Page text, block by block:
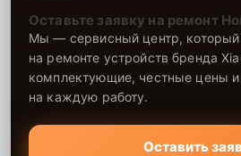
Оставьте заявку на ремонт
Мы — сервисный центр, который
на ремонте устройств бренда
комплектующие, честные цены и
на каждую работу.
Оставить